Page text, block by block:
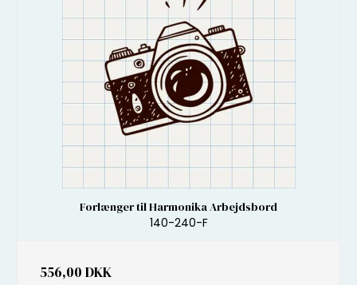
Forlænger til Harmonika Arbejdsbord
140-240-F
556,00 DKK